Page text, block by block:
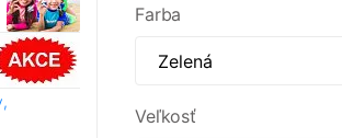
Farba
Veľkosť